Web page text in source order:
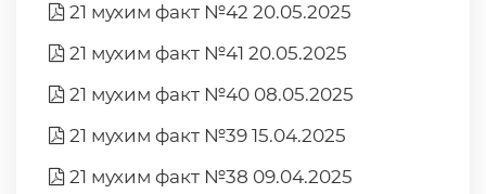
21 мухим факт №42 20.05.2025
21 мухим факт №41 20.05.2025
21 мухим факт №40 08.05.2025
21 мухим факт №39 15.04.2025
21 мухим факт №38 09.04.2025